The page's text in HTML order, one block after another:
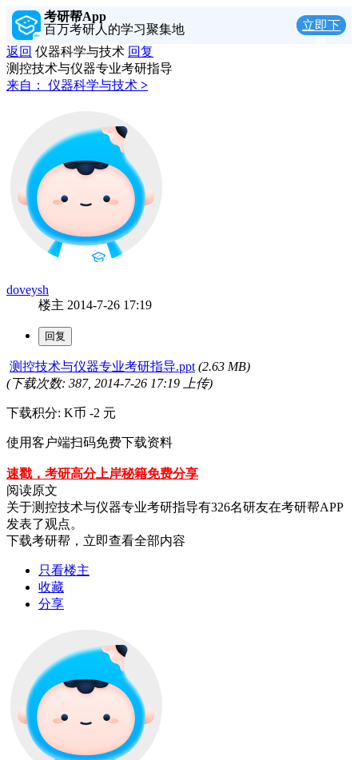
考研帮App
百万考研人的学习聚集地
立即下
返回 仪器科学与技术 回复
测控技术与仪器专业考研指导
来自：
仪器科学与技术 >
doveysh
楼主 2014-7-26 17:19
测控技术与仪器专业考研指导.ppt (2.63 MB)
(下载次数: 387, 2014-7-26 17:19 上传)
下载积分: K币 -2 元
使用客户端扫码免费下载资料
速戳，考研高分上岸秘籍免费分享
阅读原文
关于测控技术与仪器专业考研指导有326名研友在考研帮APP
发表了观点。
下载考研帮，立即查看全部内容
只看楼主
收藏
分享